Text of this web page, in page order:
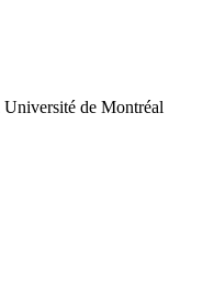
Université de Montréal